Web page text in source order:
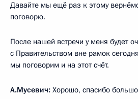
Давайте мы ещё раз к этому
поговорю.
После нашей встречи у меня будет
с Правительством вне рамок
мы поговорим и на этот счёт.
А.Мусевич: Хорошо, спасибо